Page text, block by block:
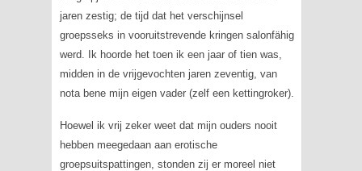
jaren zestig; de tijd dat het verschijnsel
groepsseks in vooruitstrevende kringen salonfähig
werd. Ik hoorde het toen ik een jaar of tien was,
midden in de vrijgevochten jaren zeventig, van
nota bene mijn eigen vader (zelf een kettingroker).
Hoewel ik vrij zeker weet dat mijn ouders nooit
hebben meegedaan aan erotische
groepsuitspattingen, stonden zij er moreel niet